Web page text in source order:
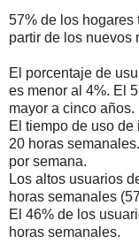
57% de los hogares
partir de los nuevos
El porcentaje de
es menor al 4%. El
mayor a cinco años.
El tiempo de uso
20 horas
por semana.
Los altos usuarios
horas semanales
El 46% de los
horas semanales.